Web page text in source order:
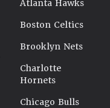
Atlanta Hawks
Boston Celtics
Brooklyn Nets
Charlotte
Hornets
Chicago Bulls